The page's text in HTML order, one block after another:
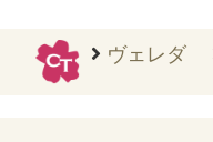
ヴェレダ